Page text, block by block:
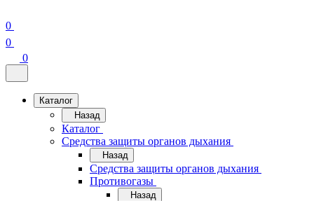
0
0
0
Каталог
Назад
Каталог
Средства защиты органов дыхания
Назад
Средства защиты органов дыхания
Противогазы
Назад